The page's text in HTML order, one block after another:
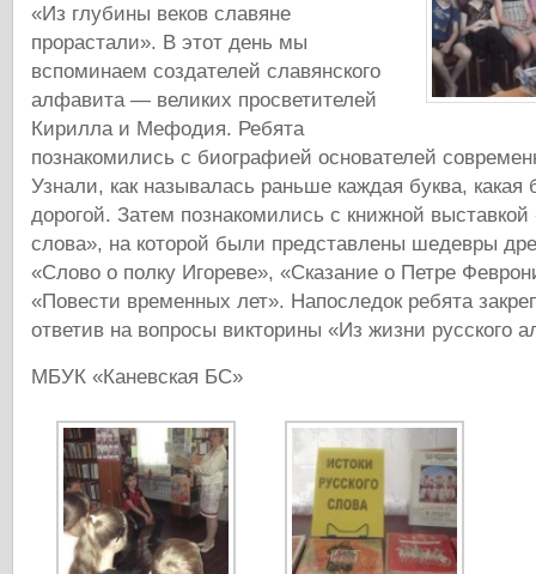
«Из глубины веков славяне
прорастали». В этот день мы
вспоминаем создателей славянского
алфавита — великих просветителей
Кирилла и Мефодия. Ребята
познакомились с биографией основателей
Узнали, как называлась раньше каждая буква,
дорогой. Затем познакомились с книжной выставкой
слова», на которой были представлены шедевры
«Слово о полку Игореве», «Сказание о Петре
«Повести временных лет». Напоследок ребята
ответив на вопросы викторины «Из жизни русского
МБУК «Каневская БС»